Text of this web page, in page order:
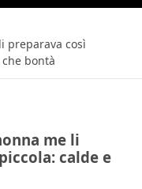
preparava così
bontà
me li
calde e